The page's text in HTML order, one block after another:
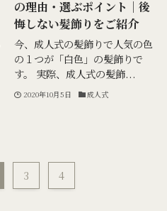
の理由・選ぶポイント｜後
悔しない髪飾りをご紹介
今、成人式の髪飾りで人気の色
の１つが「白色」の髪飾りで
す。 実際、成人式の髪飾...
2020年10月5日 成人式
3 4